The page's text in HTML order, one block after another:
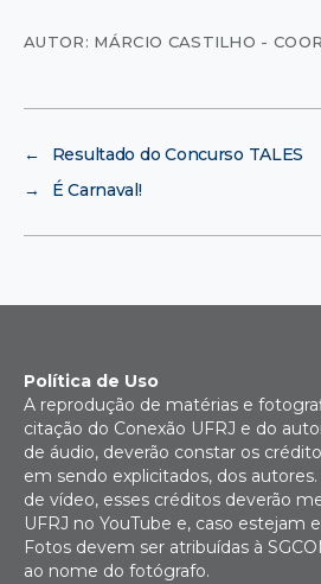
AUTOR: MÁRCIO CASTILHO -
←
Resultado do Concurso TALES
→
É Carnaval!
Política de Uso
A reprodução de matérias e
citação do Conexão UFRJ e do
de áudio, deverão constar os
em sendo explicitados, dos
de vídeo, esses créditos deverão
UFRJ no YouTube e, caso estejam
Fotos devem ser atribuídas à
ao nome do fotógrafo.